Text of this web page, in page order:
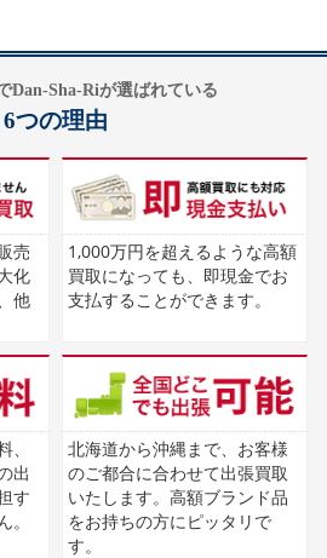
Dan-Sha-Riが選ばれている
6つの理由
売
化
他
1,000万円を超えるような高額
買取になっても、即現金でお
支払することができます。
出
す
北海道から沖縄まで、お客様
のご都合に合わせて出張買取
いたします。高額ブランド品
をお持ちの方にピッタリで
す。